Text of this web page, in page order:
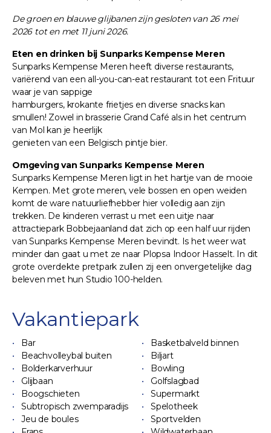
De groen en blauwe glijbanen zijn gesloten van 26 mei
2026 tot en met 11 juni 2026.
Eten en drinken bij Sunparks Kempense Meren
Sunparks Kempense Meren heeft diverse restaurants,
variërend van een all-you-can-eat restaurant tot een Frituur
waar je van sappige
hamburgers, krokante frietjes en diverse snacks kan
smullen! Zowel in brasserie Grand Café als in het centrum
van Mol kan je heerlijk
genieten van een Belgisch pintje bier.
Omgeving van Sunparks Kempense Meren
Sunparks Kempense Meren ligt in het hartje van de mooie
Kempen. Met grote meren, vele bossen en open weiden
komt de ware natuurliefhebber hier volledig aan zijn
trekken. De kinderen verrast u met een uitje naar
attractiepark Bobbejaanland dat zich op een half uur rijden
van Sunparks Kempense Meren bevindt. Is het weer wat
minder dan gaat u met ze naar Plopsa Indoor Hasselt. In dit
grote overdekte pretpark zullen zij een onvergetelijke dag
beleven met hun Studio 100-helden.
Vakantiepark
Bar
Basketbalveld binnen
Beachvolleybal buiten
Biljart
Bolderkarverhuur
Bowling
Glijbaan
Golfslagbad
Boogschieten
Supermarkt
Subtropisch zwemparadijs
Spelotheek
Jeu de boules
Sportvelden